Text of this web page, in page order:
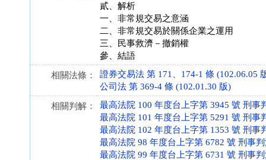
貳、解析
一、非常規交易之意涵
二、非常規交易於關係企業之運用
三、民事救濟－撤銷權
參、結語
相關法條：
證券交易法 第 171、174-1 條 (102.06.05
公司法 第 369-4 條 (102.01.30 版)
相關判解：
最高法院 100 年度台上字第 3945 號 刑事
最高法院 101 年度台上字第 5291 號 刑事
最高法院 102 年度台上字第 1353 號 刑事
最高法院 98 年度台上字第 6782 號 刑事
最高法院 99 年度台上字第 6731 號 刑事